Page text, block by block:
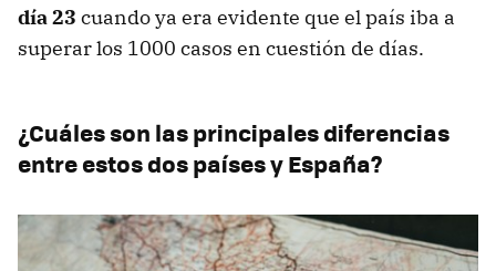
día 23 cuando ya era evidente que el país iba a
superar los 1000 casos en cuestión de días.
¿Cuáles son las principales diferencias
entre estos dos países y España?